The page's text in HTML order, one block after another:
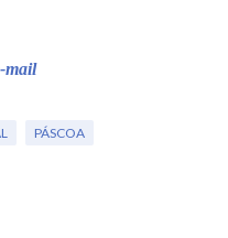
mail
PÁSCOA